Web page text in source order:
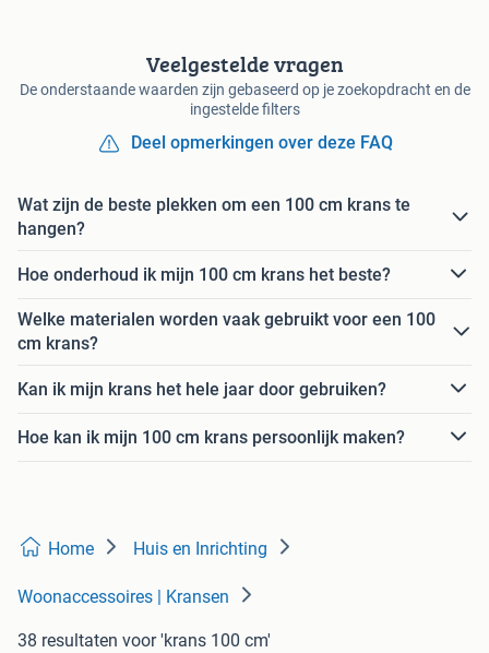
Veelgestelde vragen
De onderstaande waarden zijn gebaseerd op je zoekopdracht en de
ingestelde filters
Deel opmerkingen over deze FAQ
Wat zijn de beste plekken om een 100 cm krans te
hangen?
Hoe onderhoud ik mijn 100 cm krans het beste?
Welke materialen worden vaak gebruikt voor een 100
cm krans?
Kan ik mijn krans het hele jaar door gebruiken?
Hoe kan ik mijn 100 cm krans persoonlijk maken?
Home Huis en Inrichting
Woonaccessoires | Kransen
38 resultaten voor 'krans 100 cm'